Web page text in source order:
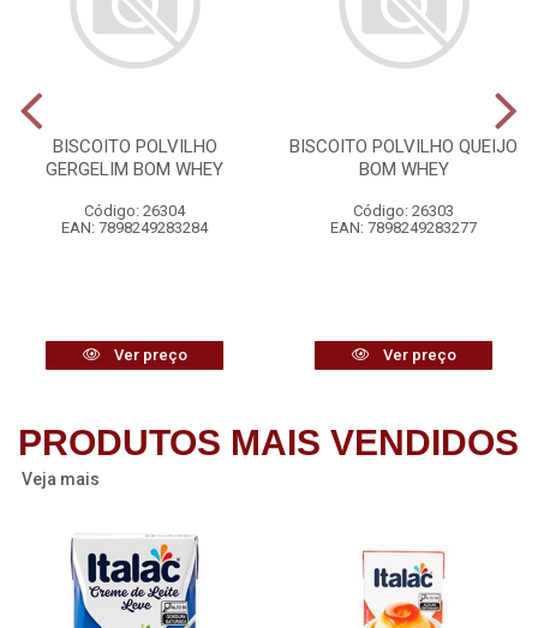
BISCOITO POLVILHO
GERGELIM BOM WHEY
Código: 26304
EAN: 7898249283284
Ver preço
BISCOITO POLVILHO QUEIJO
BOM WHEY
Código: 26303
EAN: 7898249283277
Ver preço
PRODUTOS MAIS VENDIDOS
Veja mais